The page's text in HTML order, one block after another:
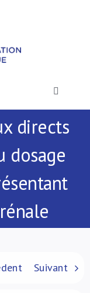
Toggle
directs
dosage
Suivant